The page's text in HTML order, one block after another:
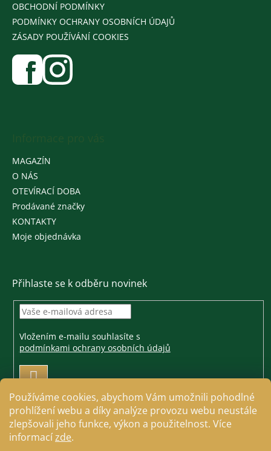
Používáme cookies, abychom Vám umožnili pohodlné
prohlížení webu a díky analýze provozu webu neustále
zlepšovali jeho funkce, výkon a použitelnost. Více
informacízde.
OBCHODNÍ PODMÍNKY
PODMÍNKY OCHRANY OSOBNÍCH ÚDAJŮ
ZÁSADY POUŽÍVÁNÍ COOKIES
MAGAZÍN
O NÁS
OTEVÍRACÍ DOBA
Prodávané značky
KONTAKTY
Moje objednávka
Přihlaste se k odběru novinek
Vložením e-mailu souhlasíte s
podmínkami ochrany osobních údajů
PŘIHLÁSIT